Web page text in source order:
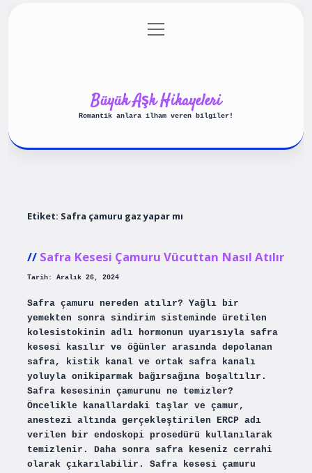
Gizlilik Politikası
menüyü
aç
Büyük Aşk Hikayeleri
Romantik anlara ilham veren bilgiler!
Etiket: Safra çamuru gaz yapar mı
Safra Kesesi Çamuru Vücuttan Nasıl Atılır
Tarih: Aralık 26, 2024
Safra çamuru nereden atılır? Yağlı bir
yemekten sonra sindirim sisteminde üretilen
kolesistokinin adlı hormonun uyarısıyla safra
kesesi kasılır ve öğünler arasında depolanan
safra, kistik kanal ve ortak safra kanalı
yoluyla onikiparmak bağırsağına boşaltılır.
Safra kesesinin çamurunu ne temizler?
Öncelikle kanallardaki taşlar ve çamur,
anestezi altında gerçekleştirilen ERCP adı
verilen bir endoskopi prosedürü kullanılarak
temizlenir. Daha sonra safra keseniz cerrahi
olarak çıkarılabilir. Safra kesesi çamuru